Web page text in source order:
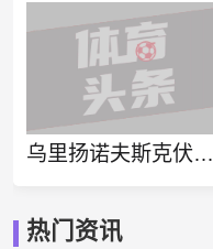
乌里扬诺夫斯克伏尔加列宁格勒达今日赛事
热门资讯